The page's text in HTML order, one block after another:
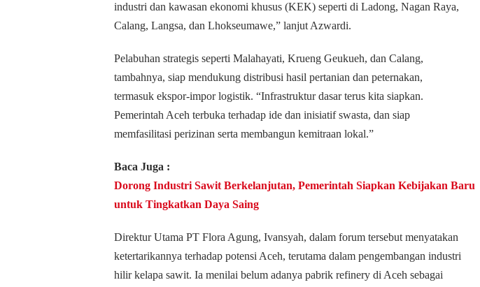
industri dan kawasan ekonomi khusus (KEK) seperti di Ladong, Nagan Raya,
Calang, Langsa, dan Lhokseumawe,” lanjut Azwardi.
Pelabuhan strategis seperti Malahayati, Krueng Geukueh, dan Calang,
tambahnya, siap mendukung distribusi hasil pertanian dan peternakan,
termasuk ekspor-impor logistik. “Infrastruktur dasar terus kita siapkan.
Pemerintah Aceh terbuka terhadap ide dan inisiatif swasta, dan siap
memfasilitasi perizinan serta membangun kemitraan lokal.”
Baca Juga :
Dorong Industri Sawit Berkelanjutan, Pemerintah Siapkan Kebijakan Baru
untuk Tingkatkan Daya Saing
Direktur Utama PT Flora Agung, Ivansyah, dalam forum tersebut menyatakan
ketertarikannya terhadap potensi Aceh, terutama dalam pengembangan industri
hilir kelapa sawit. Ia menilai belum adanya pabrik refinery di Aceh sebagai